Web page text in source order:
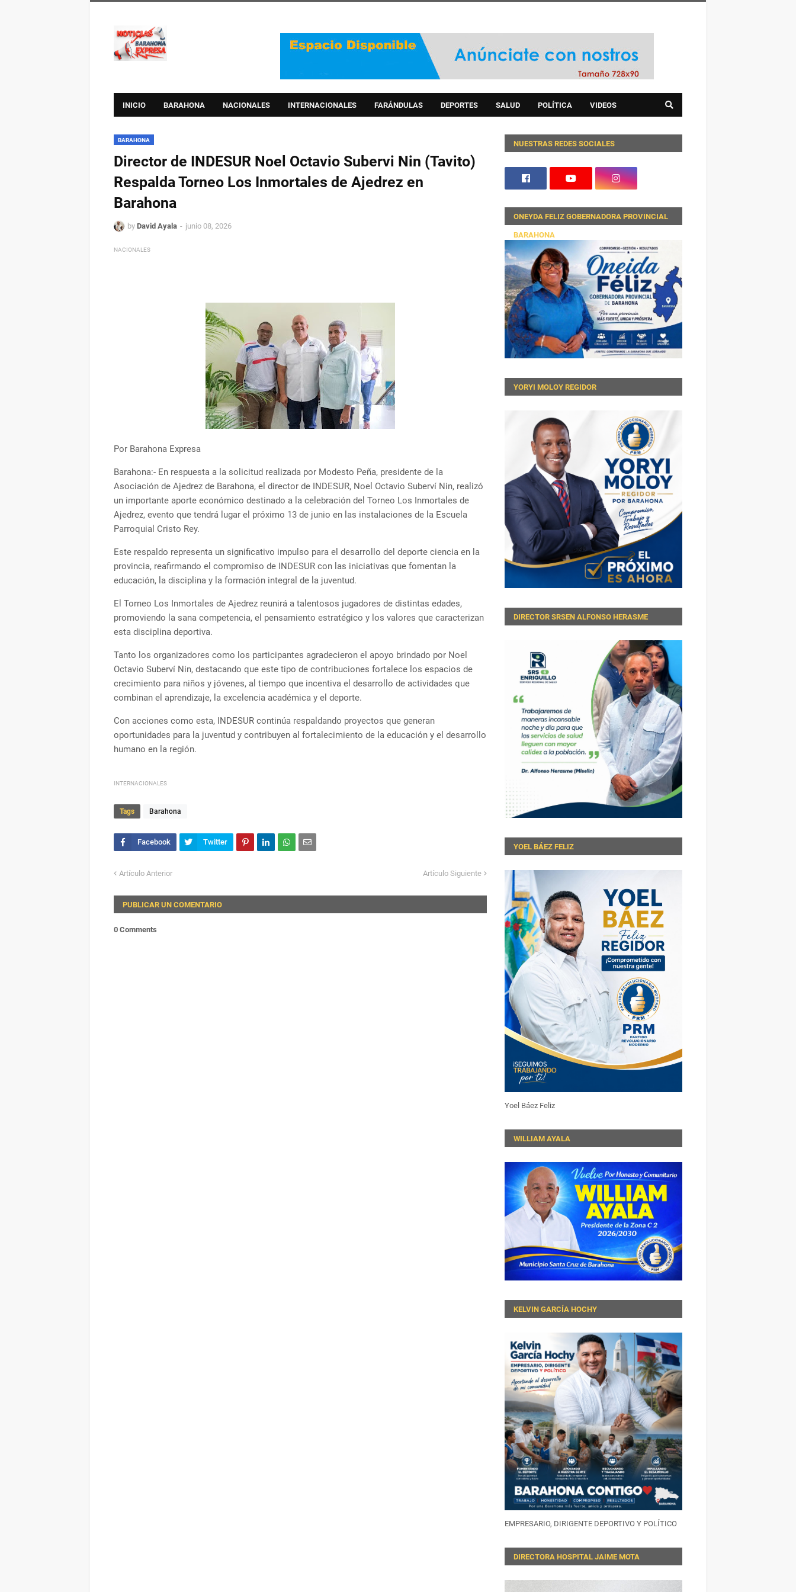
INICIO BARAHONA NACIONALES INTERNACIONALES FARÁNDULAS DEPORTES SALUD POLÍTICA VIDEOS
BARAHONA
Director de INDESUR Noel Octavio Subervi Nin (Tavito)
Respalda Torneo Los Inmortales de Ajedrez en
Barahona
by David Ayala junio 08, 2026
NACIONALES
Por Barahona Expresa
Barahona:- En respuesta a la solicitud realizada por Modesto Peña, presidente de la
Asociación de Ajedrez de Barahona, el director de INDESUR, Noel Octavio Suberví Nin, realizó
un importante aporte económico destinado a la celebración del Torneo Los Inmortales de
Ajedrez, evento que tendrá lugar el próximo 13 de junio en las instalaciones de la Escuela
Parroquial Cristo Rey.
Este respaldo representa un significativo impulso para el desarrollo del deporte ciencia en la
provincia, reafirmando el compromiso de INDESUR con las iniciativas que fomentan la
educación, la disciplina y la formación integral de la juventud.
El Torneo Los Inmortales de Ajedrez reunirá a talentosos jugadores de distintas edades,
promoviendo la sana competencia, el pensamiento estratégico y los valores que caracterizan
esta disciplina deportiva.
Tanto los organizadores como los participantes agradecieron el apoyo brindado por Noel
Octavio Suberví Nin, destacando que este tipo de contribuciones fortalece los espacios de
crecimiento para niños y jóvenes, al tiempo que incentiva el desarrollo de actividades que
combinan el aprendizaje, la excelencia académica y el deporte.
Con acciones como esta, INDESUR continúa respaldando proyectos que generan
oportunidades para la juventud y contribuyen al fortalecimiento de la educación y el desarrollo
humano en la región.
INTERNACIONALES
Tags Barahona
Artículo Anterior Artículo Siguiente
PUBLICAR UN COMENTARIO
0 Comments
NUESTRAS REDES SOCIALES
ONEYDA FELIZ GOBERNADORA PROVINCIAL
BARAHONA
YORYI MOLOY REGIDOR
DIRECTOR SRSEN ALFONSO HERASME
YOEL BÁEZ FELIZ
Yoel Báez Feliz
WILLIAM AYALA
KELVIN GARCÍA HOCHY
EMPRESARIO, DIRIGENTE DEPORTIVO Y POLÍTICO
DIRECTORA HOSPITAL JAIME MOTA